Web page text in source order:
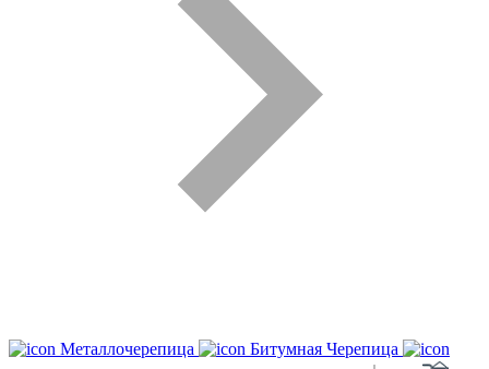
Металлочерепица
Битумная Черепица